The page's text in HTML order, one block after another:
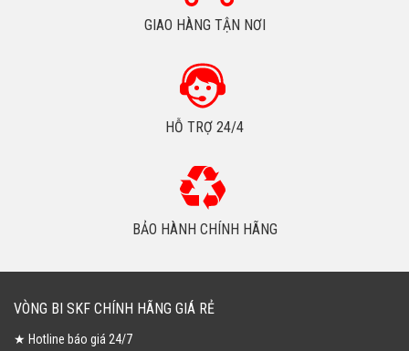
GIAO HÀNG TẬN NƠI
HỖ TRỢ 24/4
BẢO HÀNH CHÍNH HÃNG
VÒNG BI SKF CHÍNH HÃNG GIÁ RẺ
★ Hotline báo giá 24/7